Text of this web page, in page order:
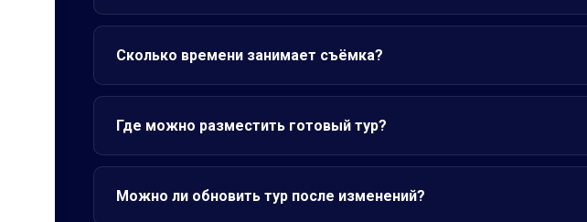
Сколько времени занимает съёмка?
Где можно разместить готовый тур?
Можно ли обновить тур после изменений?